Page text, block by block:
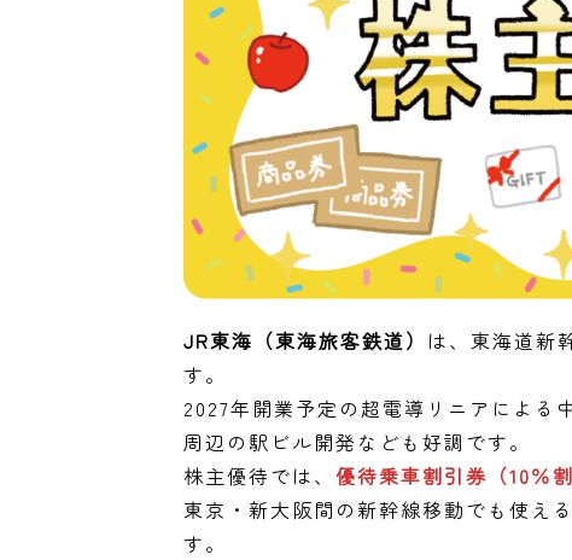
JR東海（東海旅客鉄道） は、東海道新
す。
2027年開業予定の超電導リニアによる
周辺の駅ビル開発なども好調です。
株主優待では、 優待乗車割引券（10％割
東京・新大阪間の新幹線移動でも使え
す。